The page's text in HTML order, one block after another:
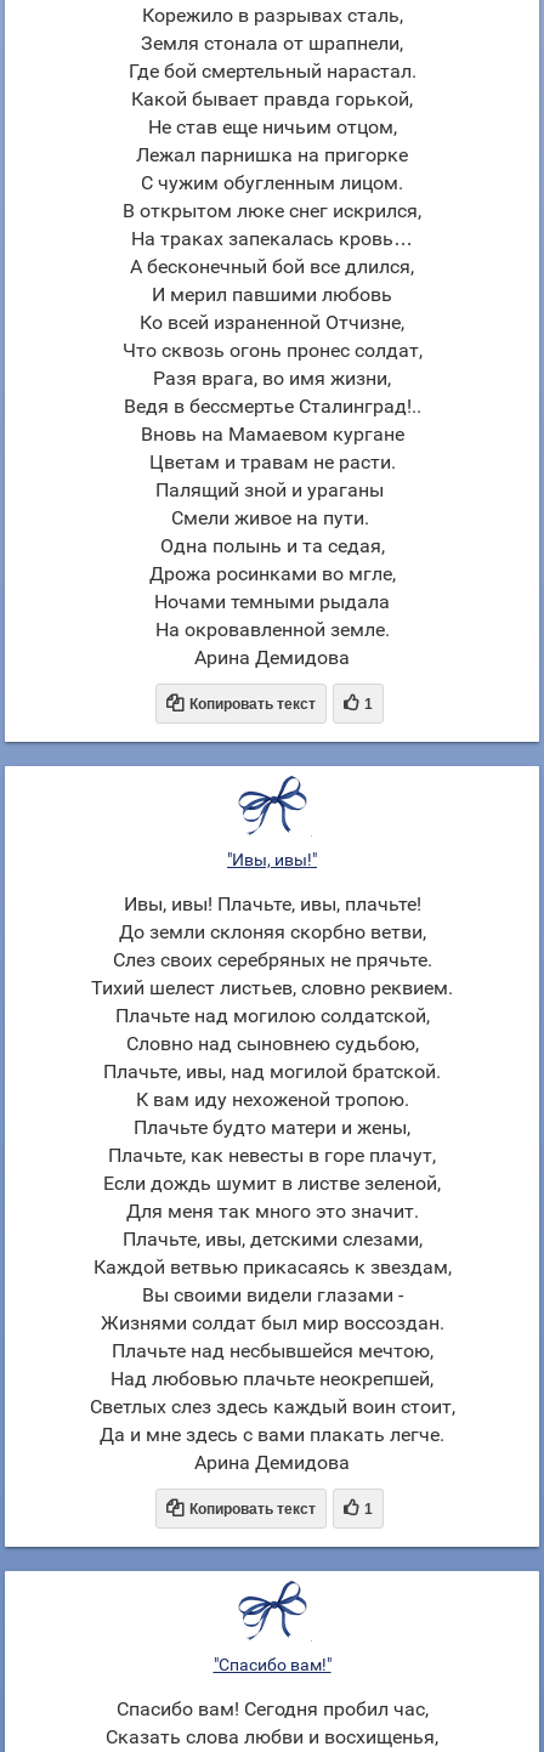
Корежило в разрывах сталь,
Земля стонала от шрапнели,
Где бой смертельный нарастал.
Какой бывает правда горькой,
Не став еще ничьим отцом,
Лежал парнишка на пригорке
С чужим обугленным лицом.
В открытом люке снег искрился,
На траках запекалась кровь…
А бесконечный бой все длился,
И мерил павшими любовь
Ко всей израненной Отчизне,
Что сквозь огонь пронес солдат,
Разя врага, во имя жизни,
Ведя в бессмертье Сталинград!..
Вновь на Мамаевом кургане
Цветам и травам не расти.
Палящий зной и ураганы
Смели живое на пути.
Одна полынь и та седая,
Дрожа росинками во мгле,
Ночами темными рыдала
На окровавленной земле.
Арина Демидова
 Копировать текст  1
"Ивы, ивы!"
Ивы, ивы! Плачьте, ивы, плачьте!
До земли склоняя скорбно ветви,
Слез своих серебряных не прячьте.
Тихий шелест листьев, словно реквием.
Плачьте над могилою солдатской,
Словно над сыновнею судьбою,
Плачьте, ивы, над могилой братской.
К вам иду нехоженой тропою.
Плачьте будто матери и жены,
Плачьте, как невесты в горе плачут,
Если дождь шумит в листве зеленой,
Для меня так много это значит.
Плачьте, ивы, детскими слезами,
Каждой ветвью прикасаясь к звездам,
Вы своими видели глазами -
Жизнями солдат был мир воссоздан.
Плачьте над несбывшейся мечтою,
Над любовью плачьте неокрепшей,
Светлых слез здесь каждый воин стоит,
Да и мне здесь с вами плакать легче.
Арина Демидова
 Копировать текст  1
"Спасибо вам!"
Спасибо вам! Сегодня пробил час,
Сказать слова любви и восхищенья,